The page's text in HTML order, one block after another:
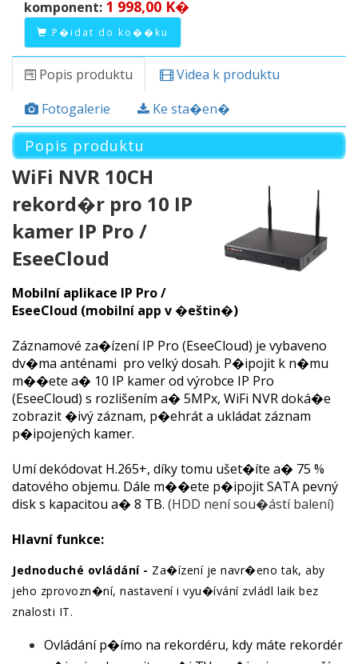
komponent: 1 998,00 K�
P�idat do ko��ku
Popis produktu
Videa k produktu
Fotogalerie
Ke sta�en�
Popis produktu
WiFi NVR 10CH
rekord�r pro 10 IP
kamer IP Pro /
EseeCloud
Mobilní aplikace IP Pro /
EseeCloud (mobilní app v �eštin�)
Záznamové za�ízení IP Pro (EseeCloud) je vybaveno
dv�ma anténami pro velký dosah. P�ipojit k n�mu
m��ete a� 10 IP kamer od výrobce IP Pro
(EseeCloud) s rozlišením a� 5MPx, WiFi NVR doká�e
zobrazit �ivý záznam, p�ehrát a ukládat záznam
p�ipojených kamer.
Umí dekódovat H.265+, díky tomu ušet�íte a� 75 %
datového objemu. Dále m��ete p�ipojit SATA pevný
disk s kapacitou a� 8 TB. (HDD není sou�ástí balení)
Hlavní funkce:
Jednoduché ovládání - Za�ízení je navr�eno tak, aby
jeho zprovozn�ní, nastavení i vyu�ívání zvládl laik bez
znalosti IT.
Ovládání p�ímo na rekordéru, kdy máte rekordér